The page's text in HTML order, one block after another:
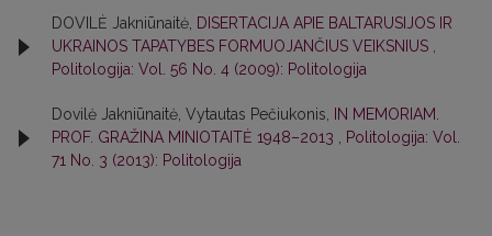
DOVILĖ Jakniūnaitė, DISERTACIJA APIE BALTARUSIJOS IR
UKRAINOS TAPATYBES FORMUOJANČIUS VEIKSNIUS
Politologija: Vol. 56 No. 4 (2009): Politologija
Dovilė Jakniūnaitė, Vytautas Pečiukonis,
IN MEMORIAM.
PROF. GRAŽINA MINIOTAITĖ 1948–2013
Politologija: Vol.
71 No. 3 (2013): Politologija